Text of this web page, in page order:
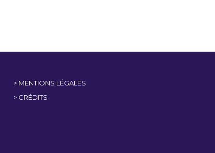
> MENTIONS LÉGALES
> CRÉDITS